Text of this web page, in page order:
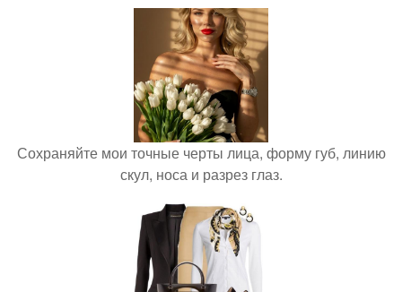
Сохраняйте мои точные черты лица, форму губ, линию
скул, носа и разрез глаз.